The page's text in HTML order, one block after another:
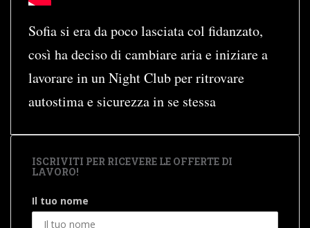
Sofia si era da poco lasciata col fidanzato,
così ha deciso di cambiare aria e iniziare a
lavorare in un Night Club per ritrovare
autostima e sicurezza in se stessa
ISCRIVITI PER RICEVERE LE OFFERTE DI
LAVORO!
Il tuo nome